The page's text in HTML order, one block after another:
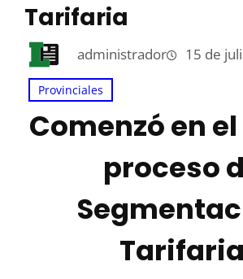
Tarifaria
administrador 15 de
Provinciales
Comenzó en
proceso
Tarifaria